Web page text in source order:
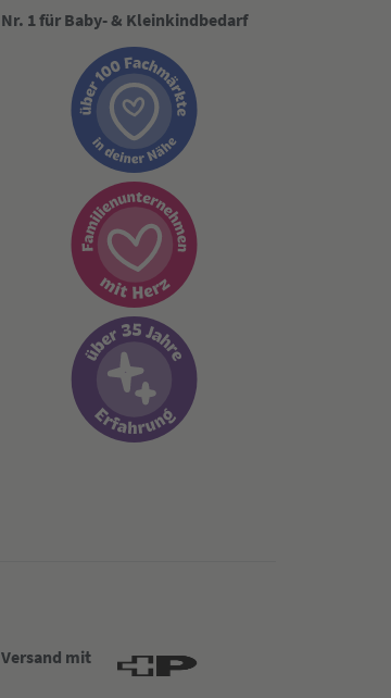
Nr. 1 für Baby- & Kleinkindbedarf
Versand mit